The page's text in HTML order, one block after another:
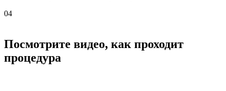
04
Посмотрите видео, как проходит
процедура